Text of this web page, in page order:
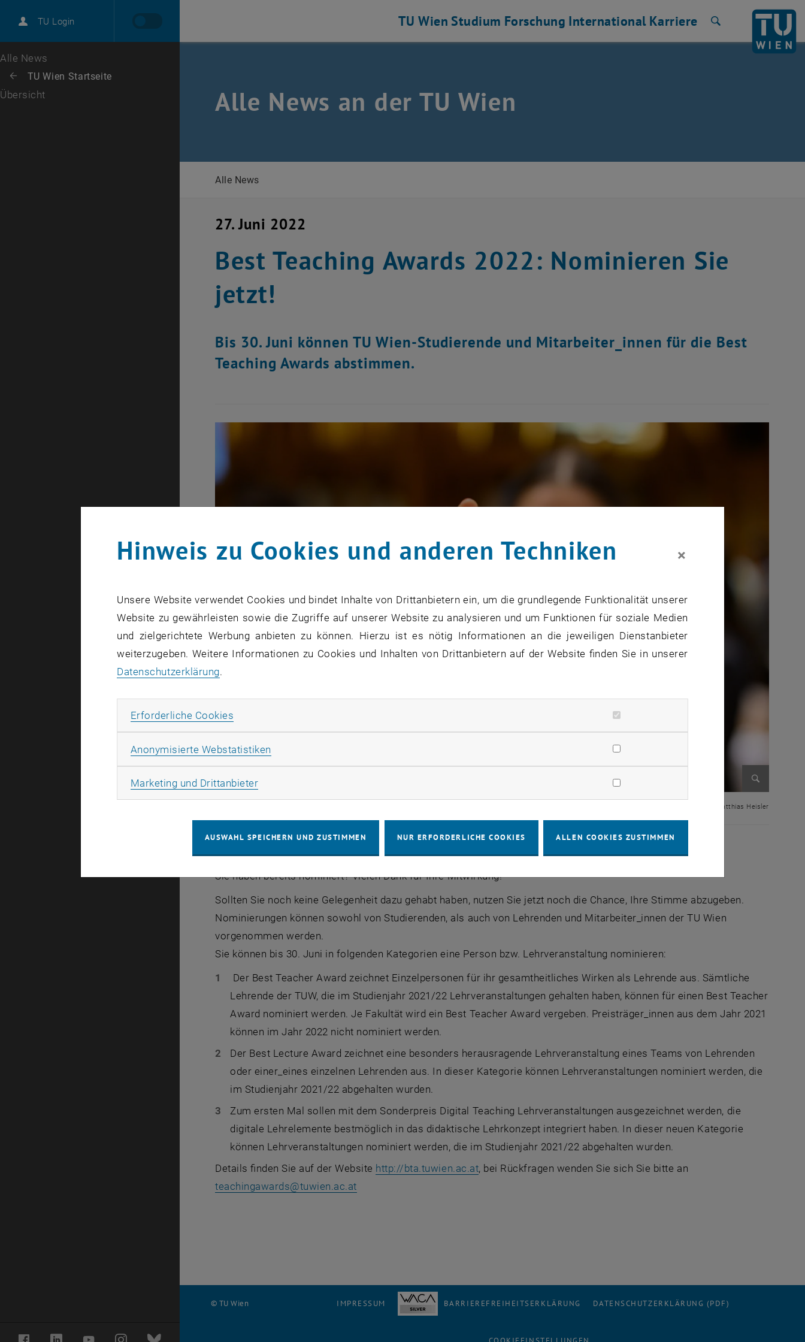
TU Login
Karriere
Zur 1. Menü Ebene
Alle News
Zurück: Subseiten von TU Wien Startseite auflisten
Zurück zur letzten Ebene:
TU Wien Startseite
Übersicht
TU Wien Studium Forschung International Karriere
Alle News an der TU Wien
Alle News
27. Juni 2022
Best Teaching Awards 2022: Nominieren Sie
jetzt!
Bis 30. Juni können TU Wien-Studierende und Mitarbeiter_innen für die Best
Teaching Awards abstimmen.
© Matthias Heisler
Bis 30. Juni sind noch Nominierungen für die „Best Teaching Awards 2022“ möglich.
Sie haben bereits nominiert? Vielen Dank für Ihre Mitwirkung!
Sollten Sie noch keine Gelegenheit dazu gehabt haben, nutzen Sie jetzt noch die Chance, Ihre Stimme abzugeben.
Nominierungen können sowohl von Studierenden, als auch von Lehrenden und Mitarbeiter_innen der TU Wien
vorgenommen werden.
Sie können bis 30. Juni in folgenden Kategorien eine Person bzw. Lehrveranstaltung nominieren:
Der Best Teacher Award zeichnet Einzelpersonen für ihr gesamtheitliches Wirken als Lehrende aus. Sämtliche
Lehrende der TUW, die im Studienjahr 2021/22 Lehrveranstaltungen gehalten haben, können für einen Best Teacher
Award nominiert werden. Je Fakultät wird ein Best Teacher Award vergeben. Preisträger_innen aus dem Jahr 2021
können im Jahr 2022 nicht nominiert werden.
Der Best Lecture Award zeichnet eine besonders herausragende Lehrveranstaltung eines Teams von Lehrenden
oder einer_eines einzelnen Lehrenden aus. In dieser Kategorie können Lehrveranstaltungen nominiert werden, die
im Studienjahr 2021/22 abgehalten wurden.
Zum ersten Mal sollen mit dem Sonderpreis Digital Teaching Lehrveranstaltungen ausgezeichnet werden, die
digitale Lehrelemente bestmöglich in das didaktische Lehrkonzept integriert haben. In dieser neuen Kategorie
können Lehrveranstaltungen nominiert werden, die im Studienjahr 2021/22 abgehalten wurden.
Details finden Sie auf der Website http://bta.tuwien.ac.at, öffnet eine externe URL in einem neuen Fenster
, bei Rückfragen wenden Sie sich Sie bitte an
teachingawards@tuwien.ac.at
© TU Wien IMPRESSUM BARRIEREFREIHEITSERKLÄRUNG DATENSCHUTZERKLÄRUNG (PDF)
Hinweis zu Cookies und anderen Techniken ×
Unsere Website verwendet Cookies und bindet Inhalte von Drittanbietern ein, um die grundlegende Funktionalität unserer
Website zu gewährleisten sowie die Zugriffe auf unserer Website zu analysieren und um Funktionen für soziale Medien
und zielgerichtete Werbung anbieten zu können. Hierzu ist es nötig Informationen an die jeweiligen Dienstanbieter
weiterzugeben. Weitere Informationen zu Cookies und Inhalten von Drittanbietern auf der Website finden Sie in unserer
Datenschutzerklärung.
Erforderliche Cookies
Anonymisierte Webstatistiken
Marketing und DrittanbieterMarketing Cookies zulassen
AUSWAHL SPEICHERN UND ZUSTIMMEN NUR ERFORDERLICHE COOKIES ALLEN COOKIES ZUSTIMMEN